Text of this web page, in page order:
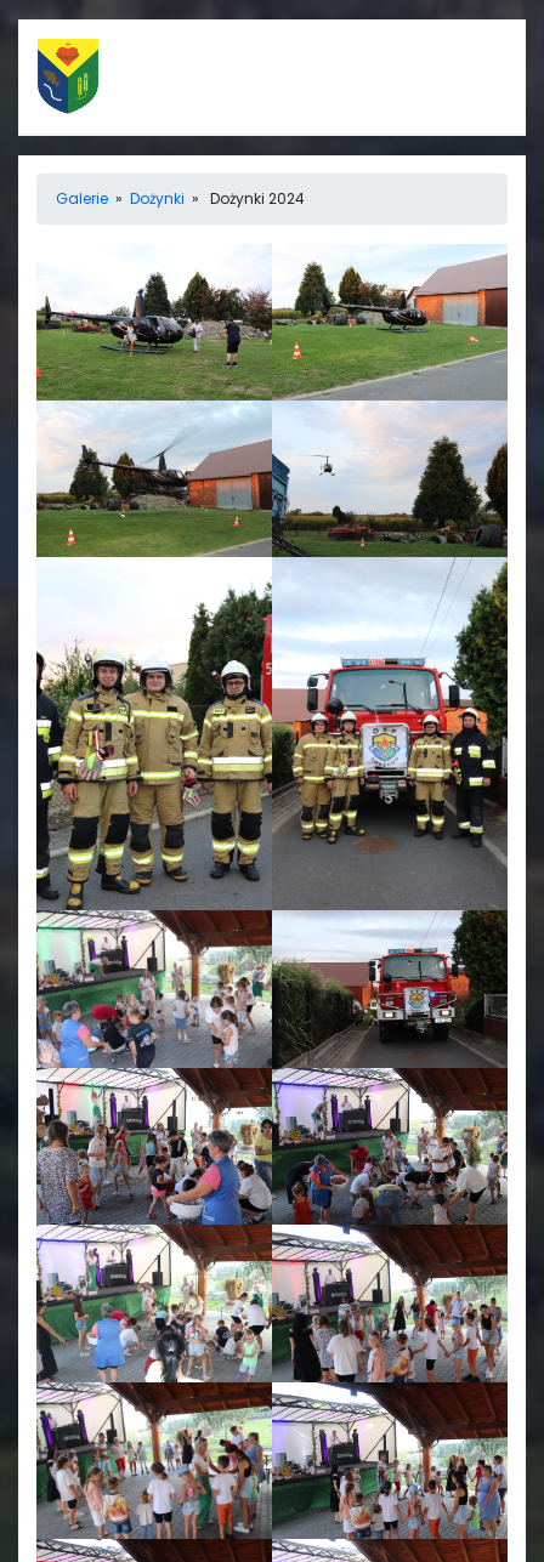
Straż Pożarna
Ośrodek zdrowia
Koło gospodyń
wiejskich
Rada sołecka
Informacje
Aktualności
Galerie
Galerie » Dożynki » Dożynki 2024